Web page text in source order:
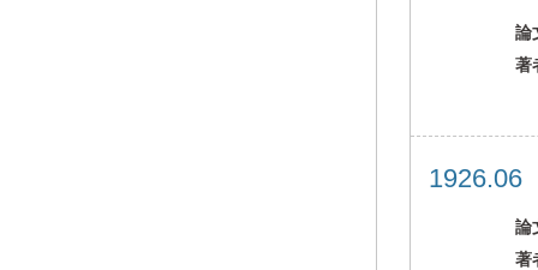
論
著
論
著